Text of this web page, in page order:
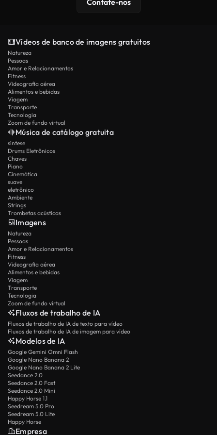
Contate-nos
Vídeos de banco de imagens gratuitos
Natureza
Pessoas
Amor e Relacionamentos
Fitness
Videografia aérea
Alimentos e bebidas
Viagem
Transporte
Tecnologia
Zoom de fundo virtual
Música de catálogo gratuita
síntese
Drums Eletrônicos
Chaves
Piano
Cinemática
suave
eletrônico
Ambiente
Strings
Trombetas acústicas
Imagens
Natureza
Pessoas
Amor e Relacionamentos
Fitness
Videografia aérea
Alimentos e bebidas
Viagem
Transporte
Tecnologia
Zoom de fundo virtual
Fluxos de trabalho de IA
Fluxos de trabalho de IA de texto para vídeo
Fluxos de trabalho de IA de imagem para vídeo
Modelos de IA
Google Gemini Omni Flash
Google Nano Banana 2
Google Nano Banana 2 Lite
Seedance 2.0
Seedance 2.0 Fast
Seedance 2.0 Mini
Happy Horse 1.1
Seedream 5.0 Pro
Seedream 5.0 Lite
Happy Horse
Empresa